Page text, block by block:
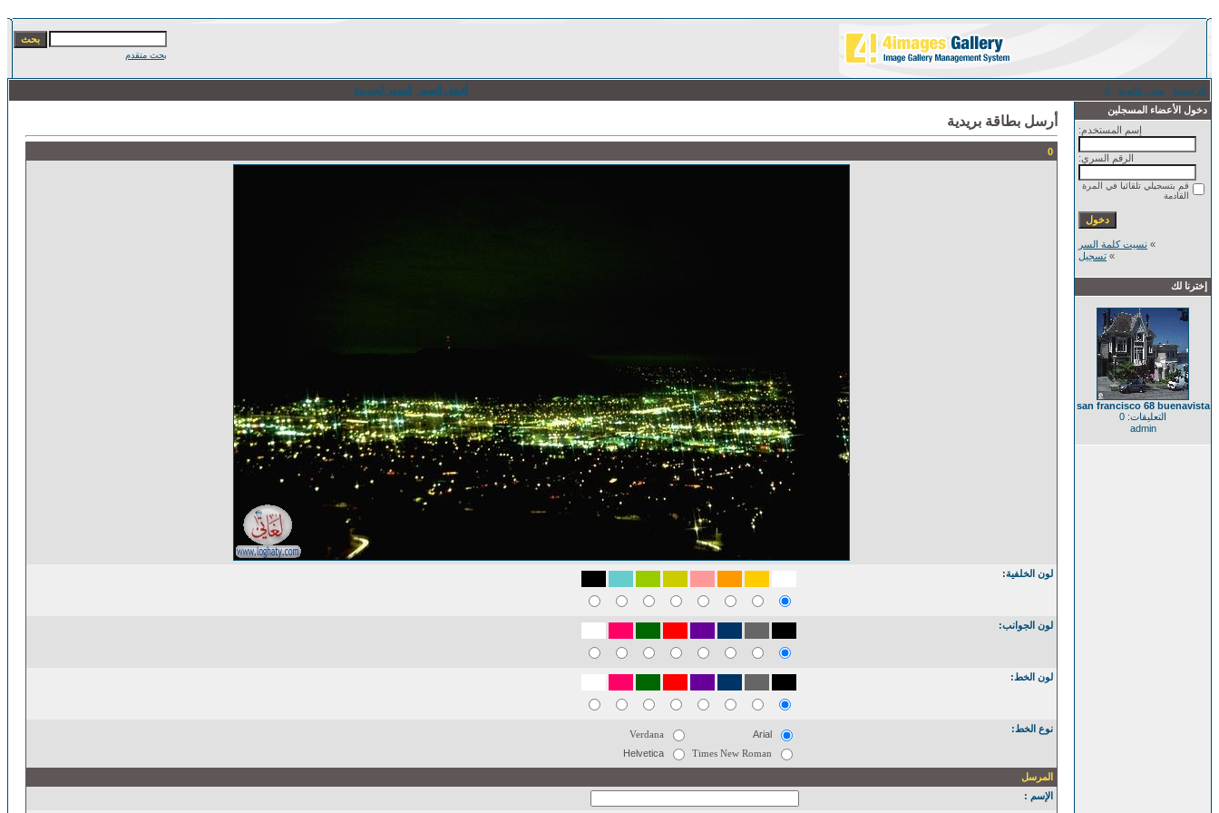
بحث متقدم
الرئيسية مدن عالمية 0 أفضل الصور
الصور الجديدة
دخول الأعضاء المسجلين
إسم المستخدم:
الرقم السري:
قم بتسجيلي تلقائيا في المرة
القادمة
» نسيت كلمة السر
» تسجيل
إخترنا لك
san francisco 68 buenavista
التعليقات: 0
admin
أرسل بطاقة بريدية
0
لون الخلفية:
لون الجوانب:
لون الخط:
نوع الخط: Arial
Verdana
Times New Roman
Helvetica
المرسل
الإسم :